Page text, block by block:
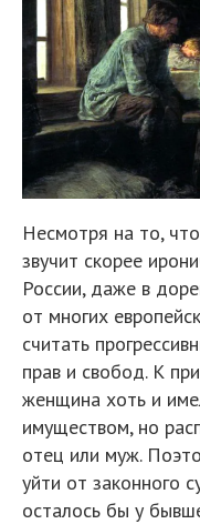
Несмотря на то,
звучит скорее
России, даже в
от многих
считать
прав и свобод. К
женщина хоть и
имуществом, но
отец или муж.
уйти от законного
осталось бы у